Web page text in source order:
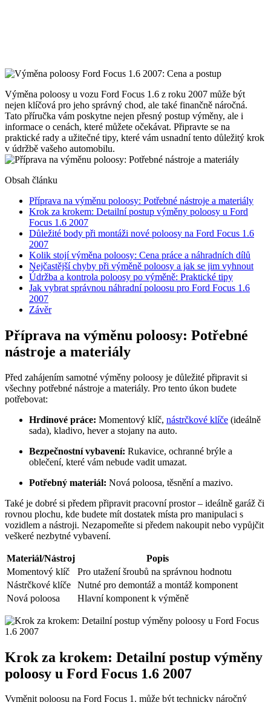
Výměna poloosy u vozu Ford Focus 1.6 z roku 2007 může být
nejen klíčová pro jeho správný chod, ale také finančně náročná.
Tato příručka vám poskytne nejen přesný postup výměny, ale i
informace o cenách, které můžete očekávat. Připravte se na
praktické rady a užitečné tipy, které vám usnadní tento důležitý krok
v údržbě vašeho automobilu.
Obsah článku
Příprava na výměnu poloosy: Potřebné nástroje a materiály
Krok za krokem: Detailní postup výměny poloosy u Ford
Focus 1.6 2007
Důležité body při montáži nové poloosy na Ford Focus 1.6
2007
Kolik stojí výměna poloosy: Cena práce a náhradních dílů
Nejčastější chyby při výměně poloosy a jak se jim vyhnout
Údržba a kontrola poloosy po výměně: Praktické tipy
Jak vybrat správnou náhradní poloosu pro Ford Focus 1.6
2007
Závěr
Příprava na výměnu poloosy: Potřebné
nástroje a materiály
Před zahájením samotné výměny poloosy je důležité připravit si
všechny potřebné nástroje a materiály. Pro tento úkon budete
potřebovat:
Hrdinové práce: Momentový klíč, nástrčkové klíče (ideálně
sada), kladivo, hever a stojany na auto.
Bezpečnostní vybavení: Rukavice, ochranné brýle a
oblečení, které vám nebude vadit umazat.
Potřebný materiál: Nová poloosa, těsnění a mazivo.
Také je dobré si předem připravit pracovní prostor – ideálně garáž či
rovnou plochu, kde budete mít dostatek místa pro manipulaci s
vozidlem a nástroji. Nezapomeňte si předem nakoupit nebo vypůjčit
veškeré nezbytné vybavení.
Materiál/Nástroj
Popis
Momentový klíč
Pro utažení šroubů na správnou hodnotu
Nástrčkové klíče
Nutné pro demontáž a montáž komponent
Nová poloosa
Hlavní komponent k výměně
Krok za krokem: Detailní postup výměny
poloosy u Ford Focus 1.6 2007
Vyměnit poloosu na Ford Focus 1. může být technicky náročný